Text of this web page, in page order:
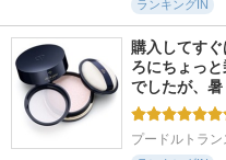
ランキングIN
購入してす
ろにちょっ
でしたが、
プードルトラ